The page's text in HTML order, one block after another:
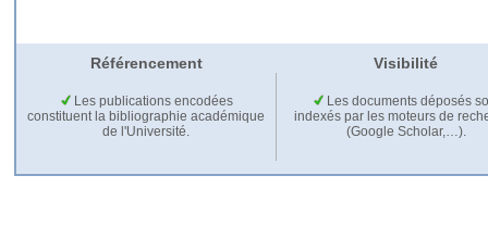
Référencement Visibilité
Les publications encodées
constituent la bibliographie académique
de l'Université.
Les documents déposés
indexés par les moteurs de
(Google Scholar,…).